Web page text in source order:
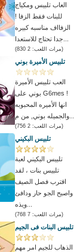
العاب تلبيس ومكياج
للبنات فقط الزفا !
الزفااف مناسبه كبيره
(مرات اللعب: 2 830)
تلبيس الأميرة بوني
العب تلبيس الأميرة
بوني على G6mes !
انها الأميره المحبوبه
(مرات اللعب: 2 756)
تلبيس البكيني
تلبيس البكيني لعبة
تلبيس بنات ، لقد
اقترب فصل الصيف
واصبح الجو حار ودافئ
(مرات اللعب: 7 768)
تلبيس البنات فى الجيم
الذهاب للجيم امر مهم